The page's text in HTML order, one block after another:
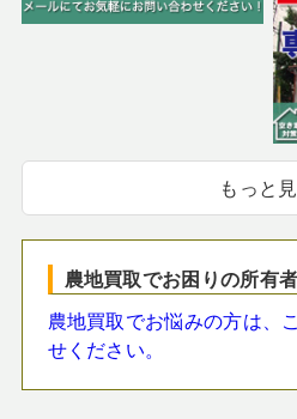
もっと
農地買取でお困りの所有
農地買取でお悩みの方は、
せください。